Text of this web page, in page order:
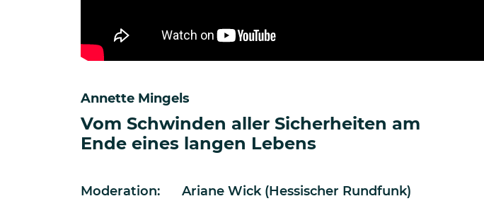
Annette Mingels
Vom Schwinden aller Sicherheiten am
Ende eines langen Lebens
Moderation:
Ariane Wick (Hessischer Rundfunk)